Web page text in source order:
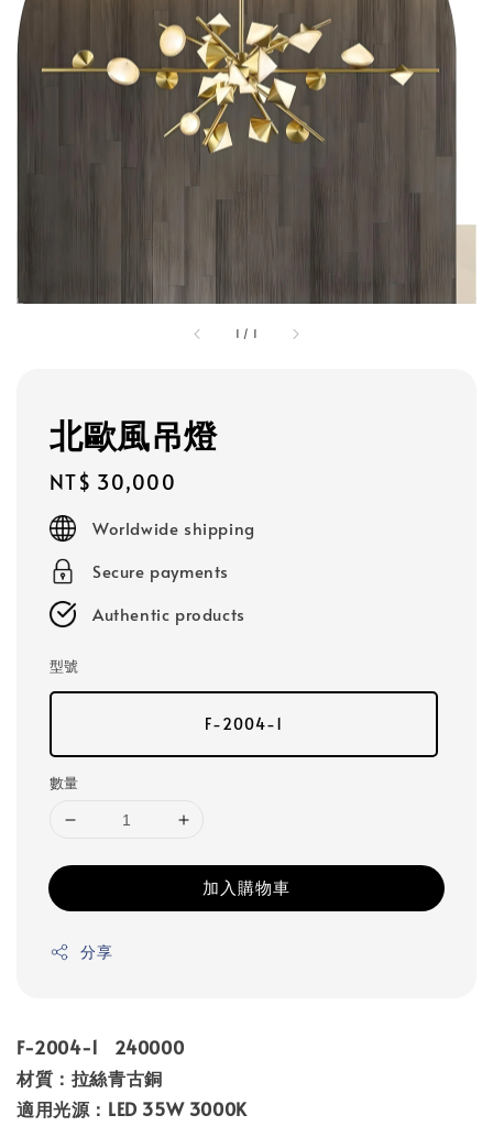
1 / 1
北歐風吊燈
Regular
price
NT$ 30,000
Worldwide shipping
Secure payments
Authentic products
型號
F-2004-1
數量
加入購物車
分享
F-2004-1 240000
材質：拉絲青古銅
適用光源：LED 35W 3000K